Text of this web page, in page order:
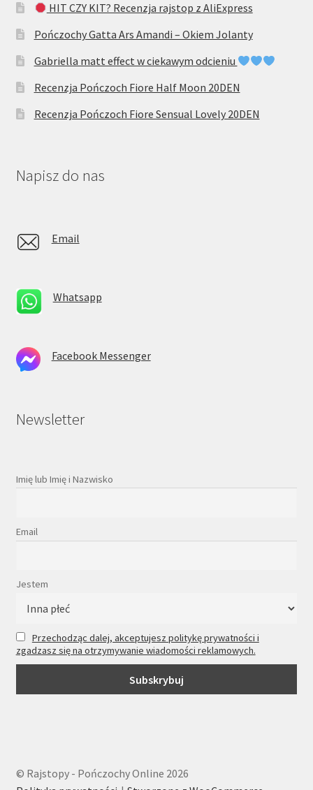
HIT CZY KIT? Recenzja rajstop z AliExpress
Pończochy Gatta Ars Amandi – Okiem Jolanty
Gabriella matt effect w ciekawym odcieniu
Recenzja Pończoch Fiore Half Moon 20DEN
Recenzja Pończoch Fiore Sensual Lovely 20DEN
Napisz do nas
Email
Whatsapp
Facebook Messenger
Newsletter
Imię lub Imię i Nazwisko
Email
Jestem
Przechodząc dalej, akceptujesz politykę prywatności i
zgadzasz się na otrzymywanie wiadomości reklamowych.
© Rajstopy - Pończochy Online 2026